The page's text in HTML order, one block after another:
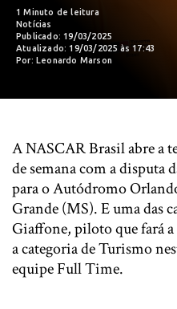
1 Minuto de leitura
Notícias
Publicado: 19/03/2025
Atualizado: 19/03/2025 às 17:43
Por: Leonardo Marson
A NASCAR Brasil abre a
de semana com a disputa
para o Autódromo
Grande (MS). E uma das
Giaffone, piloto que fará
a categoria de Turismo
equipe Full Time.